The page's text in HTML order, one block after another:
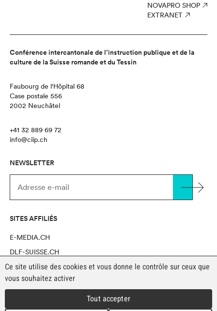
NOVAPRO SHOP
EXTRANET
Conférence intercantonale de l’instruction publique et de la
culture de la Suisse romande et du Tessin
Faubourg de l'Hôpital 68
Case postale 556
2002 Neuchâtel
+41 32 889 69 72
info@ciip.ch
NEWSLETTER
SITES AFFILIÉS
E-MEDIA.CH
DLF-SUISSE.CH
NOVAPRO SHOP
Ce site utilise des cookies et vous donne le contrôle sur ceux que
vous souhaitez activer
Tout accepter